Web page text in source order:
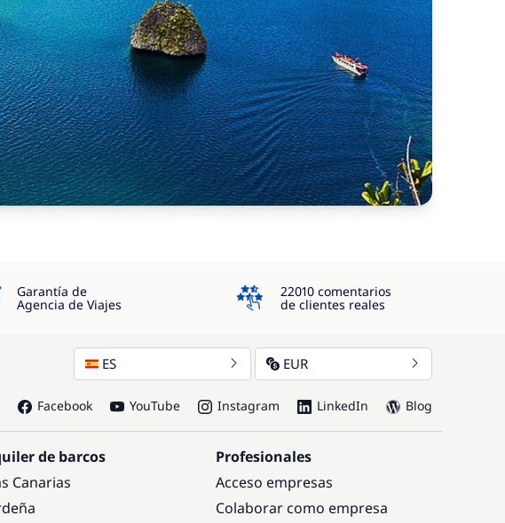
Garantía de
Agencia de Viajes
4.3
22010 comentarios
de clientes reales
ES EUR
Facebook YouTube Instagram LinkedIn Blog
de barcos
Canarias
Profesionales
Acceso empresas
Colaborar como empresa